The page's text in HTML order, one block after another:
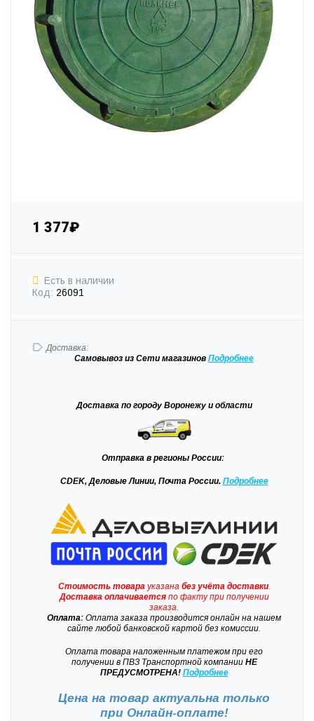
1 377₽
Есть в наличии
Код: 26091
Доставка:
Самовывоз из Сети магазинов Подробнее
Доставка по городу Воронежу и области
Отправка в регионы России:
CDEK, Деловые Линии, Почта России. Подробнее
Стоимость товарауказана без учёта доставки.
Доставкаоплачиваетсяпо факту при получении
заказа.
Оплата: Оплата заказа производится онлайн на нашем
сайте любой банковской картой без комиссии.
Оплата товара наложенным платежом при его
получении в ПВЗ Транспортной компанииНЕ
ПРЕДУСМОТРЕНА! Подробнее
Цена на товар актуальна только
при Онлайн-оплате!